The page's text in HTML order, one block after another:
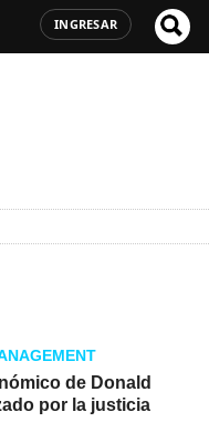
INGRESAR
de Donald
por la justicia